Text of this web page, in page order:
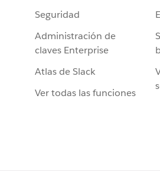
Seguridad
Administración de
claves Enterprise
Atlas de Slack
Ver todas las funciones